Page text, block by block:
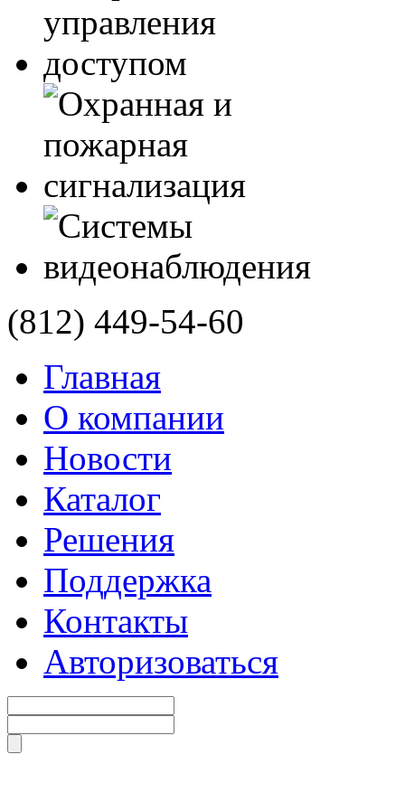
(812) 449-54-60
Главная
О компании
Новости
Каталог
Решения
Поддержка
Контакты
Авторизоваться